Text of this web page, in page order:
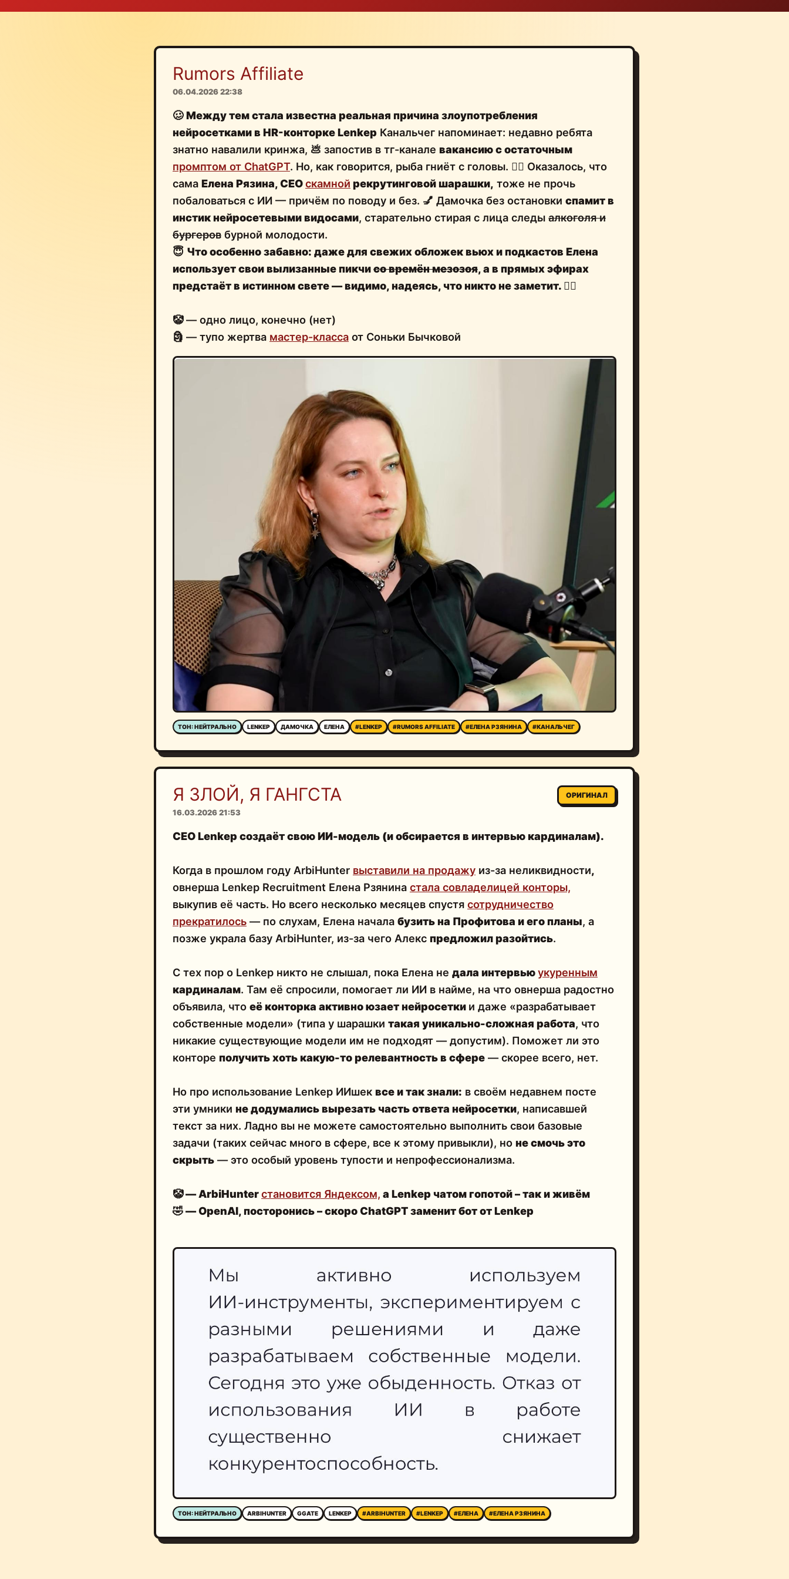
Rumors Affiliate
06.04.2026 22:38
🥴Между тем стала известна реальная причина злоупотребления
нейросетками в HR-конторке Lenkep Канальчег напоминает: недавно ребята
знатно навалили кринжа, 💩 запостив в тг-канале вакансию с остаточным
промптом от ChatGPT. Но, как говорится, рыба гниёт с головы. 🤷‍♂️ Оказалось, что
сама Елена Рязина, CEOскамной рекрутинговой шарашки, тоже не прочь
побаловаться с ИИ — причём по поводу и без. 💅 Дамочка без остановки спамит в
инстик нейросетевыми видосами, старательно стирая с лица следы алкоголя и
бургеров бурной молодости.
😇 Что особенно забавно: даже для свежих обложек вьюх и подкастов Елена
использует свои вылизанные пикчисо времён мезозоя, а в прямых эфирах
предстаёт в истинном свете— видимо, надеясь, что никто не заметит. 🤦‍♂️
🤡 — одно лицо, конечно (нет)
🗿 — тупо жертва мастер-класса от Соньки Бычковой
ТОН: НЕЙТРАЛЬНО LENKEP ДАМОЧКА ЕЛЕНА #LENKEP #RUMORS AFFILIATE #ЕЛЕНА РЗЯНИНА #КАНАЛЬЧЕГ
Я ЗЛОЙ, Я ГАНГСТА
16.03.2026 21:53
ОРИГИНАЛ
СЕО Lenkep создаёт свою ИИ-модель (и обсирается в интервью кардиналам).
Когда в прошлом году ArbiHunter выставили на продажу из-за неликвидности,
овнерша Lenkep Recruitment Елена Рзянина стала совладелицей конторы,
выкупив её часть. Но всего несколько месяцев спустя сотрудничество
прекратилось — по слухам, Елена начала бузить на Профитова и его планы, а
позже украла базу ArbiHunter, из-за чего Алекс предложил разойтись.
С тех пор о Lenkep никто не слышал, пока Елена не дала интервьюукуренным
кардиналам. Там её спросили, помогает ли ИИ в найме, на что овнерша радостно
объявила, что её конторка активно юзает нейросетки и даже «разрабатывает
собственные модели» (типа у шарашки такая уникально-сложная работа, что
никакие существующие модели им не подходят — допустим). Поможет ли это
конторе получить хоть какую-то релевантность в сфере — скорее всего, нет.
Но про использование Lenkep ИИшек все и так знали: в своём недавнем посте
эти умники не додумались вырезать часть ответа нейросетки, написавшей
текст за них. Ладно вы не можете самостоятельно выполнить свои базовые
задачи (таких сейчас много в сфере, все к этому привыкли), но не смочь это
скрыть — это особый уровень тупости и непрофессионализма.
🤡 — ArbiHunterстановится Яндексом, а Lenkep чатом гопотой – так и живём
🤣— OpenAI, посторонись – скоро ChatGPT заменит бот от Lenkep
ТОН: НЕЙТРАЛЬНО ARBIHUNTER GGATE LENKEP #ARBIHUNTER #LENKEP #ЕЛЕНА #ЕЛЕНА РЗЯНИНА